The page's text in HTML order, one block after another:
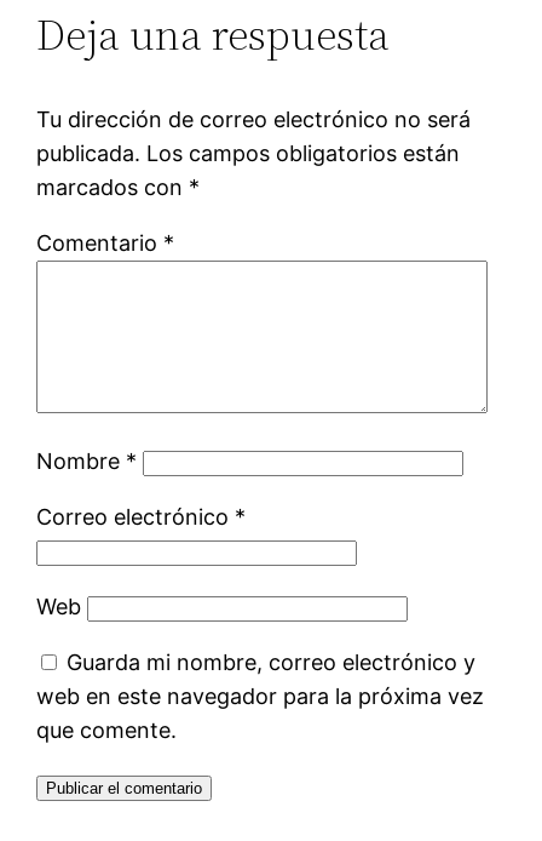
Deja una respuesta
Tu dirección de correo electrónico no será
publicada. Los campos obligatorios están
marcados con *
Comentario *
Nombre *
Correo electrónico *
Web
Guarda mi nombre, correo electrónico y
web en este navegador para la próxima vez
que comente.